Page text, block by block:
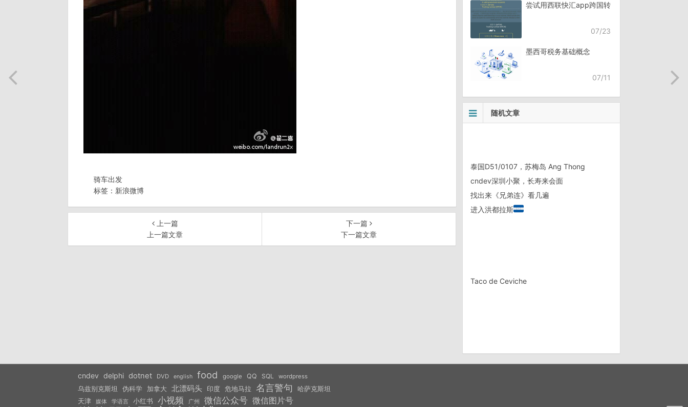
骑车出发
标签： 新浪微博
上一篇
上一篇文章
下一篇
下一篇文章
尝试用西联快汇app跨国转账
07/23
墨西哥税务基础概念
07/11
随机文章
泰国D51/0107，苏梅岛 Ang Thong
cndev深圳小聚，长寿来会面
找出来《兄弟连》看几遍
进入洪都拉斯
Taco de Ceviche
cndev delphi dotnet DVD english food google QQ SQL wordpress
乌兹别克斯坦 伪科学 加拿大 北漂码头 印度 危地马拉 名言警句 哈萨克斯坦
天津 媒体 学语言 小红书 小视频 广州 微信公众号 微信图片号